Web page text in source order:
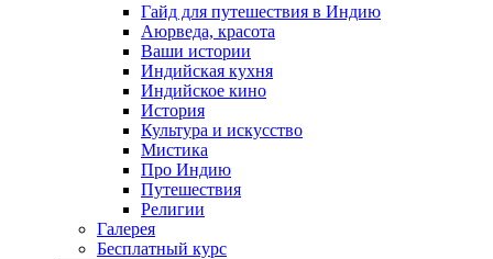
Гайд для путешествия в Индию
Аюрведа, красота
Ваши истории
Индийская кухня
Индийское кино
История
Культура и искусство
Мистика
Про Индию
Путешествия
Религии
Галерея
Бесплатный курс